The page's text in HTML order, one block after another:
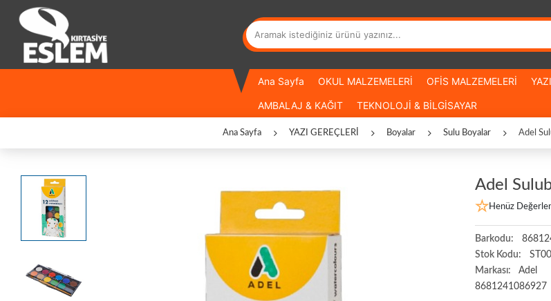
Ana Sayfa OKUL MALZEMELERİ OFİS MALZEMELERİ
AMBALAJ & KAĞIT TEKNOLOJİ & BİLGİSAYAR
Ana Sayfa YAZI GEREÇLERİ Boyalar Sulu Boyalar Adel
Adel
Henüz
Barkodu:
Stok Kodu:
Markası:
Adel
8681241086927